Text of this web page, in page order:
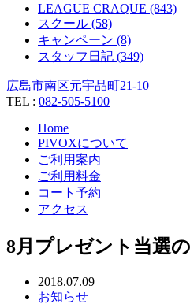
LEAGUE CRAQUE (843)
スクール (58)
キャンペーン (8)
スタッフ日記 (349)
広島市南区元宇品町21-10
TEL : 082-505-5100
Home
PIVOXについて
ご利用案内
ご利用料金
コート予約
アクセス
8月プレゼント当選
2018.07.09
お知らせ